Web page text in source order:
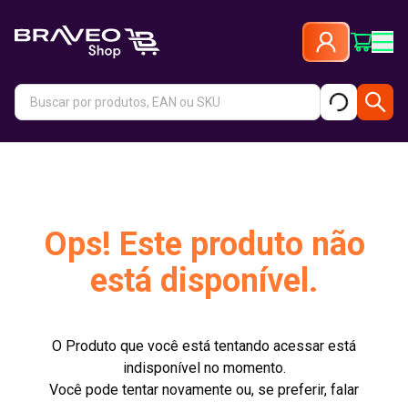
Ops! Este produto não
está disponível.
O Produto que você está tentando acessar está
indisponível no momento.
Você pode tentar novamente ou, se preferir, falar